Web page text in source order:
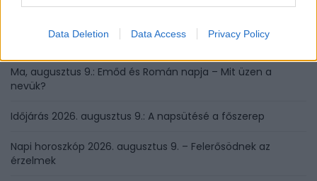
Data Deletion Data Access Privacy Policy
Ezt hozza 2026. augusztus 9. a numerológia szerint:
elengedés és befejezés
Ma, augusztus 9.: Emőd és Román napja – Mit üzen a
nevük?
Időjárás 2026. augusztus 9.: A napsütésé a főszerep
Napi horoszkóp 2026. augusztus 9. – Felerősödnek az
érzelmek